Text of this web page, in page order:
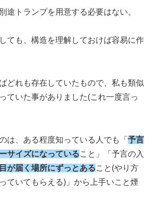
途トランプを用意する必要はない。
ても、構造を理解しておけば容易に作
どれも存在していたもので、私も類似
ていた事がありました(これ一度言っ
は、ある程度知っている人でも「 予言
サイズになっていること」「予言の入
が届く場所にずっとあること(やり方
ていてもらえる)」から上手いこと煙